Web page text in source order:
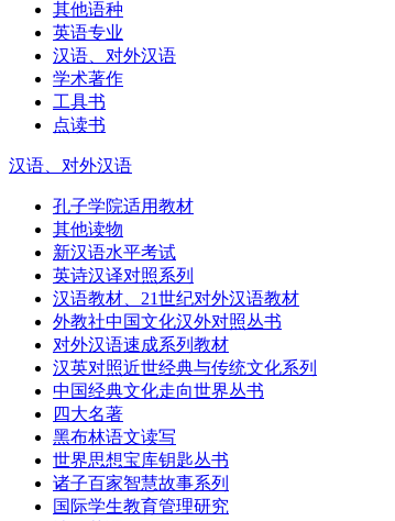
其他语种
英语专业
汉语、对外汉语
学术著作
工具书
点读书
汉语、对外汉语
孔子学院适用教材
其他读物
新汉语水平考试
英诗汉译对照系列
汉语教材、21世纪对外汉语教材
外教社中国文化汉外对照丛书
对外汉语速成系列教材
汉英对照近世经典与传统文化系列
中国经典文化走向世界丛书
四大名著
黑布林语文读写
世界思想宝库钥匙丛书
诸子百家智慧故事系列
国际学生教育管理研究